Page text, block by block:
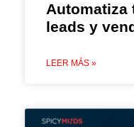
Automatiza
leads y
LEER MÁS »